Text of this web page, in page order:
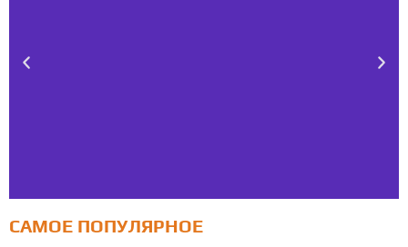
Тест FERMI
САМОЕ ПОПУЛЯРНОЕ